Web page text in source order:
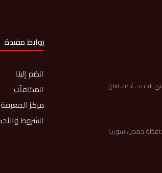
حمص، سوريا
روابط مفيدة
انضم إلينا
المكافآت
مركز المعرفة
الشروط